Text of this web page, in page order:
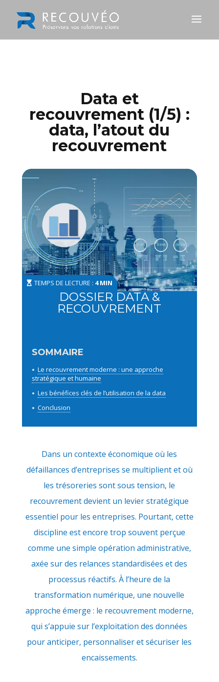
Data et
recouvrement (1/5) :
data, l’atout du
recouvrement
TEMPS DE LECTURE : 4 MIN
DOSSIER DATA &
RECOUVREMENT
Le recouvrement moderne : une approche
stratégique et humaine
Les bénéfices clés de l’utilisation de la data
Conclusion
Dans un contexte économique où les
défaillances d’entreprises se multiplient et où
les trésoreries sont sous tension, le
recouvrement devient un levier stratégique
essentiel pour les entreprises. Pourtant, cette
discipline est encore trop souvent perçue
comme une simple opération administrative,
axée sur des relances standardisées et des
processus réactifs. À l’heure de la
transformation numérique, une nouvelle
approche émerge : le recouvrement moderne,
qui s’appuie sur l’exploitation des données
pour anticiper, personnaliser et sécuriser les
encaissements.